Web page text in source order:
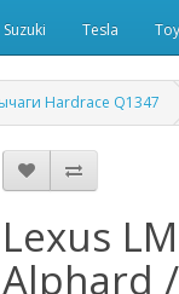
Suzuki Tesla
Hardrace Q1347
Lexus
Alphard